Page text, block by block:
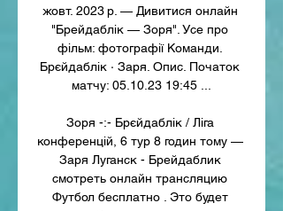
жовт. 2023 р. — Дивитися онлайн
"Брейдаблік — Зоря". Усе про
фільм: фотографії Команди.
Брєйдаблік · Заря. Опис. Початок
матчу: 05.10.23 19:45 ...
Зоря -:- Брєйдаблік / Ліга
конференцій, 6 тур 8 годин тому —
Заря Луганск - Брейдаблик
смотреть онлайн трансляцию
Футбол бесплатно . Это будет